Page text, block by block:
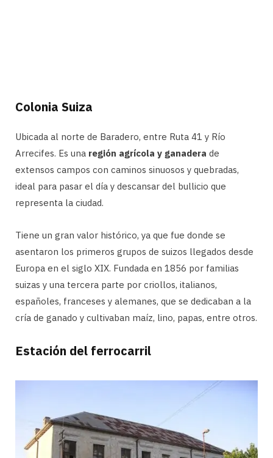
Colonia Suiza
Ubicada al norte de Baradero, entre Ruta 41 y Río
Arrecifes. Es una región agrícola y ganadera de
extensos campos con caminos sinuosos y quebradas,
ideal para pasar el día y descansar del bullicio que
representa la ciudad.
Tiene un gran valor histórico, ya que fue donde se
asentaron los primeros grupos de suizos llegados desde
Europa en el siglo XIX. Fundada en 1856 por familias
suizas y una tercera parte por criollos, italianos,
españoles, franceses y alemanes, que se dedicaban a la
cría de ganado y cultivaban maíz, lino, papas, entre otros.
Estación del ferrocarril